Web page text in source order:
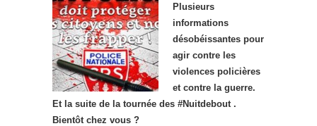
Plusieurs
informations
désobéissantes pour
agir contre les
violences policières
et contre la guerre.
Et la suite de la tournée des #Nuitdebout .
Bientôt chez vous ?